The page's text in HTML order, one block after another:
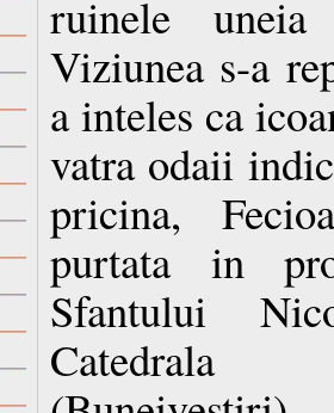
ruinele
Viziunea s-a
a inteles ca
vatra odaii
pricina,
purtata in
Sfantului
Catedrala